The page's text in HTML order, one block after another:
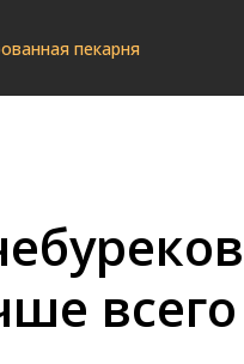
пекарня
всего